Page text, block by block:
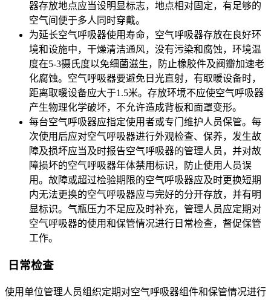
器存放地点应当设明显标志，地点相对固定，有足够的
空气间便于多人同时穿戴。
为延长空气呼吸器使用寿命，空气呼吸器存放在良好环
境和设施中，干燥清洁通风，没有污染和腐蚀，环境温
度在5-3摄氏度以免细菌滋生，防止橡胶件及阀瓣加速老
化腐蚀。空气呼吸器要避免日光直射，有取暖设备时，
距离取暖设备应大于1.5米。存放环境不应使空气呼吸器
产生物理化学破坏，不允许造成背板和面罩变形。
每台空气呼吸器应指定使用者或专门维护人员保管。每
次使用后应对空气呼吸器进行外观检查、保养，发生故
障及损坏应当及时报告空气呼吸器的管理人员，并对故
障损坏的空气呼吸器年体禁用标识，防止使用人员误
用。故障或超过检验期限的空气呼吸器应及时更换短期
内无法更换的空气呼吸器应与完好的分开存放，并有明
显标识。气瓶压力不足应及时补充，管理人员应定期对
空气呼吸器的使用和保管情况进行日常检查，督促保管
工作。
日常检查
使用单位管理人员组织定期对空气呼吸器组件和保管情况进行